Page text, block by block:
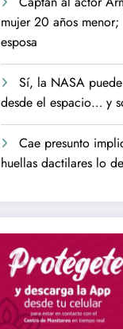
mujer 20 años
esposa
Sí, la NASA
desde el espacio… y
Cae presunto
huellas dactilares lo